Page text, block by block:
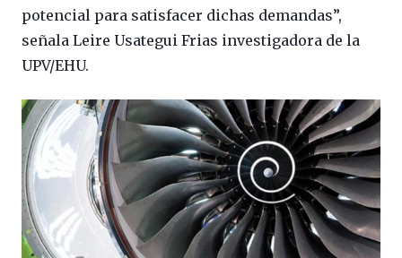
potencial para satisfacer dichas demandas”,
señala Leire Usategui Frias investigadora de la
UPV/EHU.